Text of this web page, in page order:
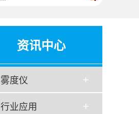
资讯中心
雾度仪
行业应用